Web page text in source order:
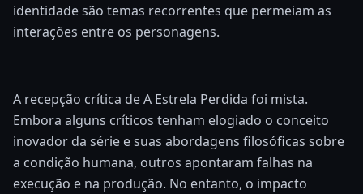
identidade são temas recorrentes que permeiam as
interações entre os personagens.
A recepção crítica de A Estrela Perdida foi mista.
Embora alguns críticos tenham elogiado o conceito
inovador da série e suas abordagens filosóficas sobre
a condição humana, outros apontaram falhas na
execução e na produção. No entanto, o impacto